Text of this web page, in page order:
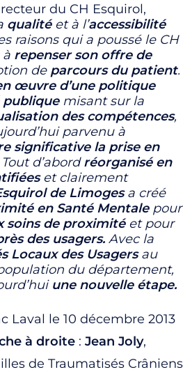
du CH Esquirol,
qualitéet à l’accessibilité
raisons qui a poussé le CH
à repenser son offre de
de parcours du patient.
œuvre d’une politique
misant sur la
des compétences,
parvenu à
significative la prise en
Tout d’abordréorganisé en
et clairement
de Limogesa créé
en Santé Mentalepour
soins de proximité et pour
des usagers. Avec la
Locaux des Usagersau
du département,
une nouvelle étape.
Laval le 10 décembre 2013
à droite : Jean Joly,
de Traumatisés Crâniens